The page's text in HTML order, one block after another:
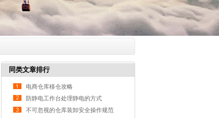
同类文章排行
电商仓库移仓攻略
防静电工作台处理静电的方式
不可忽视的仓库装卸安全操作规范